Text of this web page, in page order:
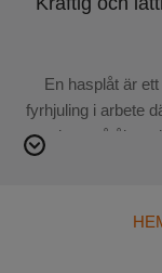
En hasplåt är
fyrhjuling i arbete
skog, på
undersidan av
risken för